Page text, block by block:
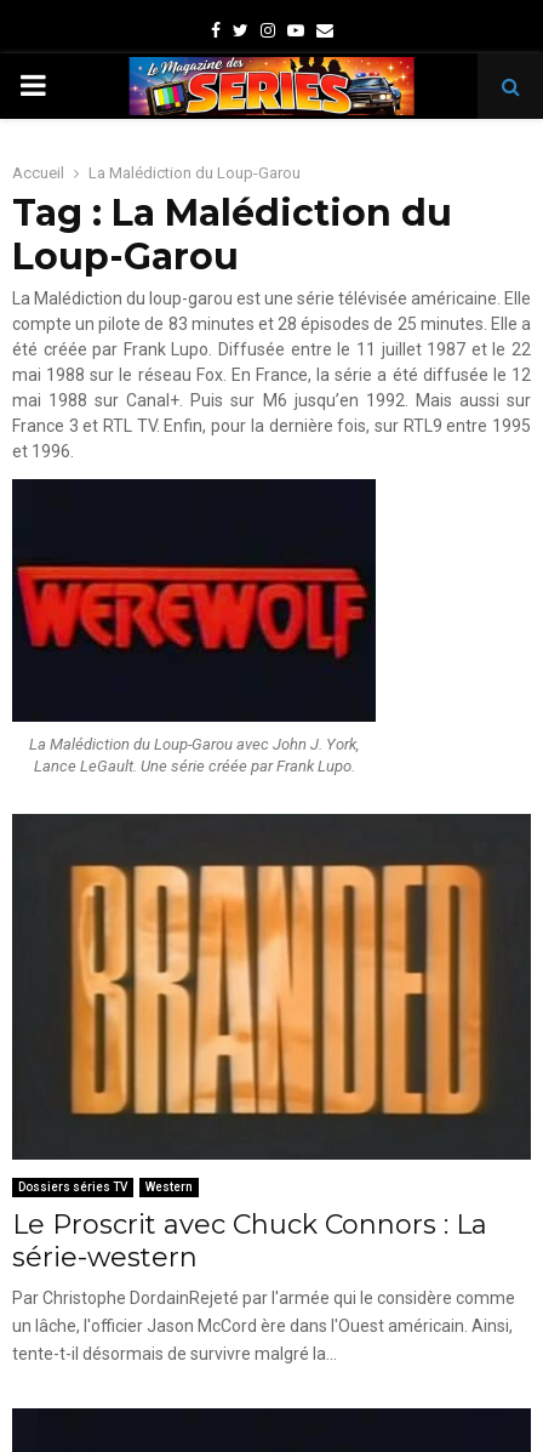
Facebook
TwitterInstagram
Youtube
Email
PRIMARY
Accueil La Malédiction du Loup-Garou
Tag : La Malédiction du
Loup-Garou
La Malédiction du loup-garou est une série télévisée américaine. Elle
compte un pilote de 83 minutes et 28 épisodes de 25 minutes. Elle a
été créée par Frank Lupo. Diffusée entre le 11 juillet 1987 et le 22
mai 1988 sur le réseau Fox. En France, la série a été diffusée le 12
mai 1988 sur Canal+. Puis sur M6 jusqu’en 1992. Mais aussi sur
France 3 et RTL TV. Enfin, pour la dernière fois, sur RTL9 entre 1995
et 1996.
La Malédiction du Loup-Garou avec John J. York,
Lance LeGault. Une série créée par Frank Lupo.
Dossiers séries TV Western
Le Proscrit avec Chuck Connors : La
série-western
Par Christophe DordainRejeté par l'armée qui le considère comme
un lâche, l'officier Jason McCord ère dans l'Ouest américain. Ainsi,
tente-t-il désormais de survivre malgré la...